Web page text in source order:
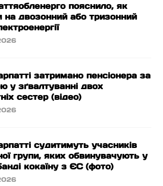
пояснило, як
на двозонний або тризонний
затримано пенсіонера за
у зґвалтуванні двох
сестер (відео)
судитимуть учасників
групи, яких обвинувачують у
кокаїну з ЄС (фото)